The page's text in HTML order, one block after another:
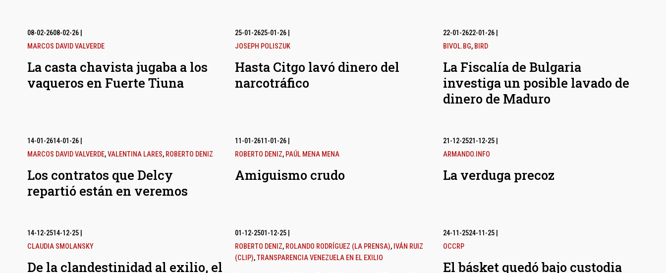
08-02-2608-02-26|
MARCOS DAVID VALVERDE
La casta chavista jugaba a los
vaqueros en Fuerte Tiuna
25-01-2625-01-26
JOSEPH POLISZUK
Hasta Citgo lavó dinero del
narcotráfico
22-01-2622-01-26|
BIVOL.BG, BIRD
La Fiscalía de Bulgaria
investiga un posible lavado de
dinero de Maduro
14-01-2614-01-26|
MARCOS DAVID VALVERDE,VALENTINA LARES, ROBERTO DENIZ
Los contratos que Delcy
repartió están en veremos
11-01-2611-01-26
ROBERTO DENIZ, PAÚL MENA MENA
Amiguismo crudo
21-12-2521-12-25|
ARMANDO.INFO
La verduga precoz
14-12-2514-12-25|
CLAUDIA SMOLANSKY
De la clandestinidad al exilio, el
01-12-2501-12-25
ROBERTO DENIZ, ROLANDO RODRÍGUEZ (LA PRENSA), IVÁN RUIZ
(CLIP),TRANSPARENCIA VENEZUELA EN EL EXILIO
24-11-2524-11-25|
OCCRP
El básket quedó bajo custodia